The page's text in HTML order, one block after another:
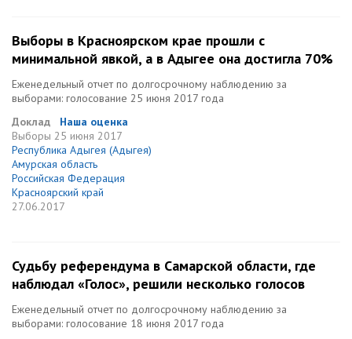
Выборы в Красноярском крае прошли с
минимальной явкой, а в Адыгее она достигла 70%
Еженедельный отчет по долгосрочному наблюдению за
выборами: голосование 25 июня 2017 года
Доклад
Наша оценка
Выборы 25 июня 2017
Республика Адыгея (Адыгея)
Амурская область
Российская Федерация
Красноярский край
27.06.2017
Судьбу референдума в Самарской области, где
наблюдал «Голос», решили несколько голосов
Еженедельный отчет по долгосрочному наблюдению за
выборами: голосование 18 июня 2017 года